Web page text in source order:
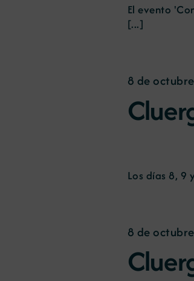
El evento
[...]
8 de
Los días 8, 9
8 de